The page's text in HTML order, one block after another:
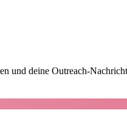
und deine Outreach-